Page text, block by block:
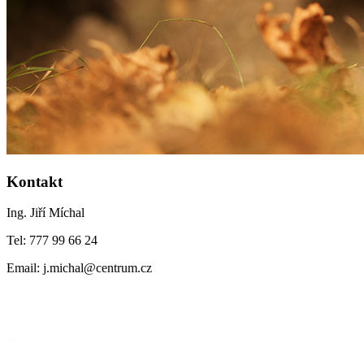
Kontakt
Ing. Jiří Míchal
Tel: 777 99 66 24
Email: j.michal@centrum.cz